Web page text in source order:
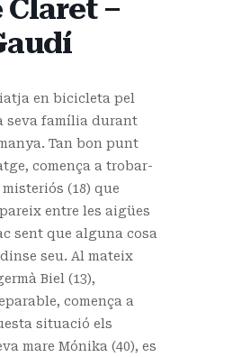
Claret –
en bicicleta pel
seva família durant
Tan bon punt
comença a trobar-
(18) que
entre les aigües
sent que alguna cosa
seu. Al mateix
Biel (13),
comença a
situació els
mare Mónika (40), es